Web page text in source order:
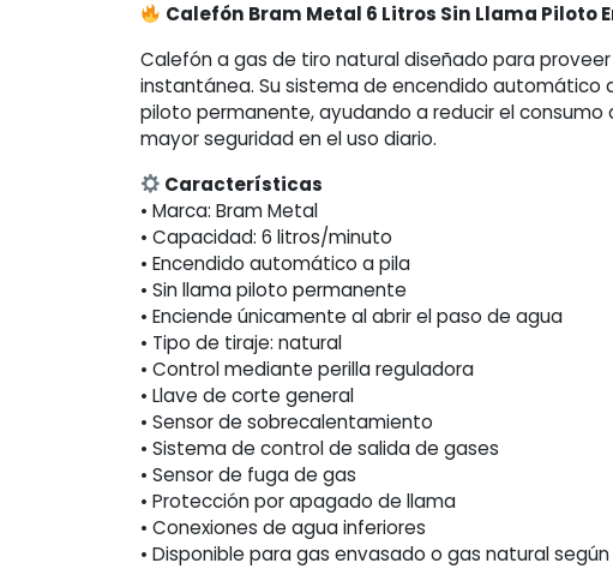
Calefón Bram Metal 6 Litros Sin Llama Piloto
Calefón a gas de tiro natural diseñado para
instantánea. Su sistema de encendido automático
piloto permanente, ayudando a reducir el consumo
mayor seguridad en el uso diario.
Características
• Marca: Bram Metal
• Capacidad: 6 litros/minuto
• Encendido automático a pila
• Sin llama piloto permanente
• Enciende únicamente al abrir el paso de agua
• Tipo de tiraje: natural
• Control mediante perilla reguladora
• Llave de corte general
• Sensor de sobrecalentamiento
• Sistema de control de salida de gases
• Sensor de fuga de gas
• Protección por apagado de llama
• Conexiones de agua inferiores
• Disponible para gas envasado o gas natural